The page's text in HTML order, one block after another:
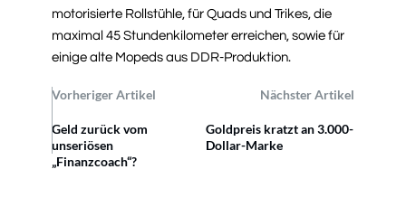
motorisierte Rollstühle, für Quads und Trikes, die
maximal 45 Stundenkilometer erreichen, sowie für
einige alte Mopeds aus DDR-Produktion.
Vorheriger Artikel Nächster Artikel
Geld zurück vom
unseriösen
„Finanzcoach“?
Goldpreis kratzt an 3.000-
Dollar-Marke